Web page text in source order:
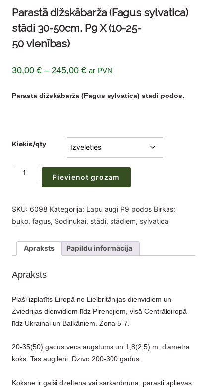
Parastā dižskābarža (Fagus sylvatica)
stādi 30-50cm. P9 X (10-25-
50 vienības)
30,00 € – 245,00 €Price
30,00 €
ar PVN
Parastā dižskābarža (Fagus sylvatica) stādi podos.
Kiekis/qty
Parastā
dižskābarža
sylvatica)
stādi
50cm.
P9 X
25-
daudzums
Pievienot grozam
SKU: 6098 Kategorija: Lapu augi P9 podos Birkas:
buko, fagus, Sodinukai, stādi, stādiem, sylvatica
Apraksts Papildu informācija
Apraksts
Plaši izplatīts Eiropā no Lielbritānijas dienvidiem un
Zviedrijas dienvidiem līdz Pirenejiem, visā Centrāleiropā
līdz Ukrainai un Balkāniem. Zona 5-7.
20-35(50) gadus vecs augstums un 1,8(2,5) m. diametra
koks. Tas aug lēni. Dzīvo 200-300 gadus.
Koksne ir gaiši dzeltena vai sarkanbrūna, parasti aplievas